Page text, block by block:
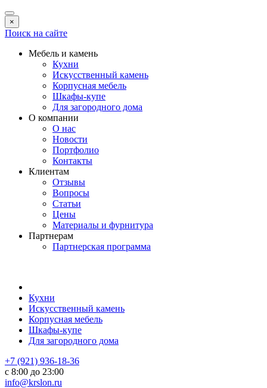
×
Поиск на сайте
Мебель и камень
Кухни
Искусственный камень
Корпусная мебель
Шкафы-купе
Для загородного дома
О компании
О нас
Новости
Портфолио
Контакты
Клиентам
Отзывы
Вопросы
Статьи
Цены
Материалы и фурнитура
Партнерам
Партнерская программа
Кухни
Искусственный камень
Корпусная мебель
Шкафы-купе
Для загородного дома
+7 (921) 936-18-36
с 8:00 до 23:00
info@krslon.ru